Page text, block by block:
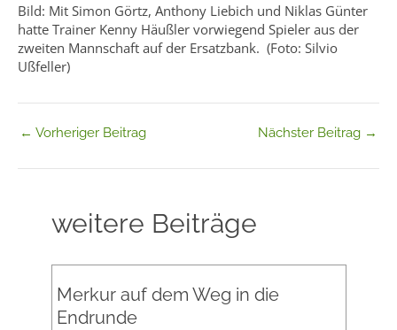
Bild: Mit Simon Görtz, Anthony Liebich und Niklas Günter
hatte Trainer Kenny Häußler vorwiegend Spieler aus der
zweiten Mannschaft auf der Ersatzbank. (Foto: Silvio
Ußfeller)
← Vorheriger Beitrag Nächster Beitrag →
weitere Beiträge
Merkur auf dem Weg in die
Endrunde